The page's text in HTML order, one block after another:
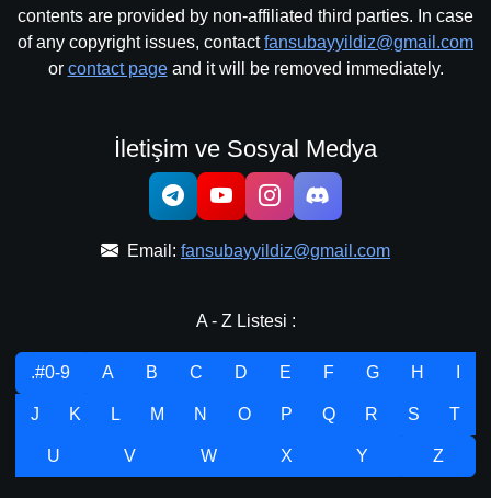
contents are provided by non-affiliated third parties. In case
of any copyright issues, contactfansubayyildiz@gmail.com
or contact pageand it will be removed immediately.
İletişim ve Sosyal Medya
Email: fansubayyildiz@gmail.com
A - Z Listesi :
.#0-9 A B C D E F G H
J K L M N O P Q R S T
U V W X Y Z